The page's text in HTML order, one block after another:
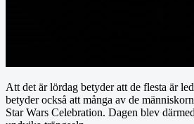
Att det är lördag betyder att de flesta är
betyder också att många av de
Star Wars Celebration. Dagen blev